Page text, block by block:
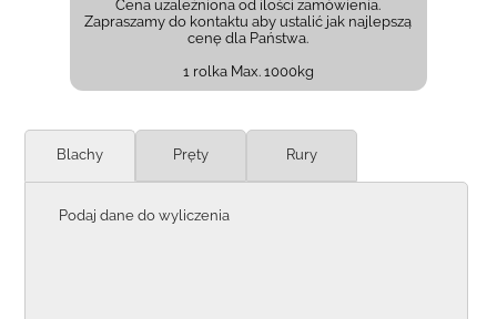
Cena uzależniona od ilości zamówienia.
Zapraszamy do kontaktu aby ustalić jak najlepszą
cenę dla Państwa.
1 rolka Max. 1000kg
Blachy Pręty Rury
Podaj dane do wyliczenia